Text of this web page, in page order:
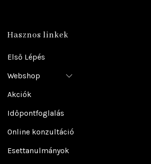
Hasznos linkek
Első Lépés
Webshop
Akciók
Időpontfoglalás
Online konzultáció
Esettanulmányok